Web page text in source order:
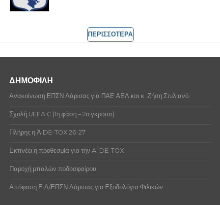
ΠΕΡΙΣΣΟΤΕΡΑ
ΔΗΜΟΦΙΛΗ
Ανακοίνωση ΕΠΣΝ Λάρισας για ΠΑΕ ΑΕΛ και κ. Ζήση Στυλιανό.
Σχολή UEFA C (1η φάση – 2ο γκρουπ)
Πλήρης η Ά DE-TOX 26-27
Εκπνέει η προθεσμία για την A’ DE-TOX
Παροχή μπαλών ποδοσφαίρου
Απόφαση Ε.Δ/ΕΠΣΝ Λάρισας για Εξοδολόγια Φιλικών